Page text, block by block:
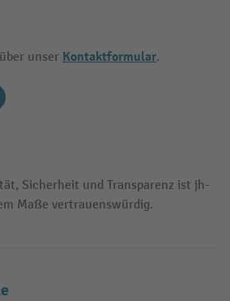
unser Kontaktformular.
Sicherheit und Transparenz ist jh-
Maße vertrauenswürdig.